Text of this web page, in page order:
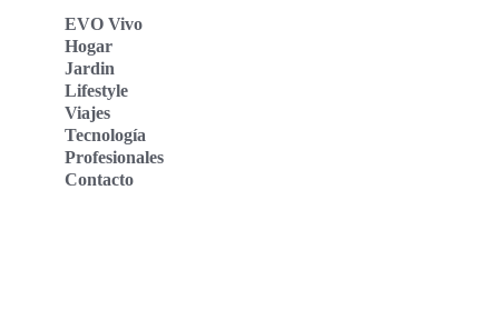
EVO Vivo
Hogar
Jardin
Lifestyle
Viajes
Tecnología
Profesionales
Contacto